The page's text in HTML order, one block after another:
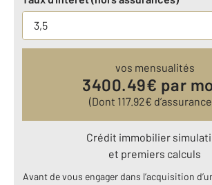
vos mensualités
3400.49€ par
(Dont 117.92€
Crédit immobilier
et premiers calculs
Avant de vous engager dans l’acquisition